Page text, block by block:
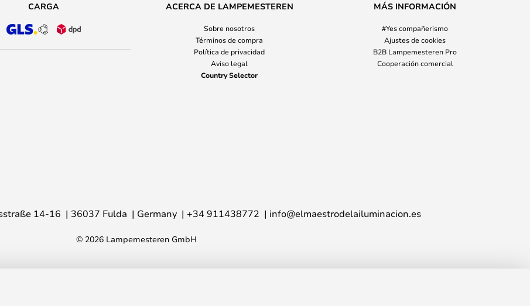
CARGA ACERCA DE LAMPEMESTEREN
Sobre nosotros
Términos de compra
Política de privacidad
Aviso legal
Country Selector
MÁS INFORMACIÓN
#Yes compañerismo
Ajustes de cookies
B2B Lampemesteren Pro
Cooperación comercial
14-16 36037 Fulda Germany +34 911438772 info@elmaestrodelailuminacion.es
© 2026 Lampemesteren GmbH